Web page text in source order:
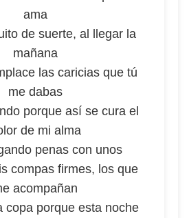
ama
de suerte, al llegar la
mañana
las caricias que tú
me dabas
porque así se cura el
de mi alma
penas con unos
compas firmes, los que
acompañan
copa porque esta noche